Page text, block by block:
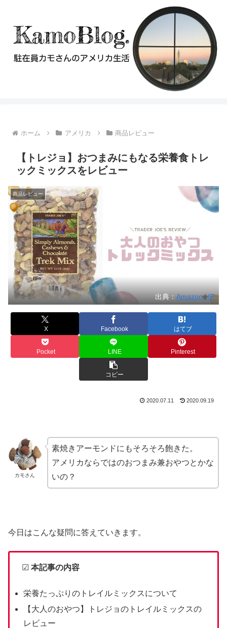
ホーム アメリカ 商品レビュー
【トレジョ】おつまみにもなる栄養食トレ
ックミックスをレビュー
商品レビュー
出典：Amazon HP
X Facebook はてブ
Pocket LINE Pinterest
コピー
2020.07.11 2020.09.19
カモさん
素焼きアーモンドにもそろそろ飽きた。
アメリカならではのおつまみ兼おやつとかな
いの？
今日はこんな疑問に答えていきます。
☑ 本記事の内容
栄養たっぷりのトレイルミックスについて
【大人のおやつ】トレジョのトレイルミックスの
レビュー